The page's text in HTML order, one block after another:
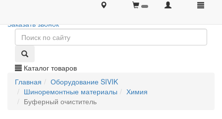
+7 (495) 646-08-66 +7 (495) 646-08-66
Заказать звонок
Каталог товаров
Главная
Оборудование SIVIK
Шиноремонтные материалы
Химия
Буферный очиститель